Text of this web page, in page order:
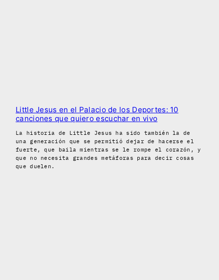
Little Jesus en el Palacio de los Deportes: 10
canciones que quiero escuchar en vivo
La historia de Little Jesus ha sido también la de
una generación que se permitió dejar de hacerse el
fuerte, que baila mientras se le rompe el corazón, y
que no necesita grandes metáforas para decir cosas
que duelen.